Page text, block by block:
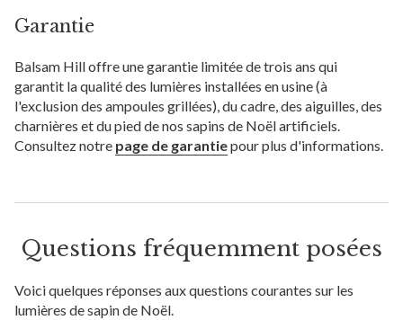
Garantie
Balsam Hill offre une garantie limitée de trois ans qui
garantit la qualité des lumières installées en usine (à
l'exclusion des ampoules grillées), du cadre, des aiguilles, des
charnières et du pied de nos sapins de Noël artificiels.
Consultez notre page de garantiepour plus d'informations.
Questions fréquemment posées
Voici quelques réponses aux questions courantes sur les
lumières de sapin de Noël.